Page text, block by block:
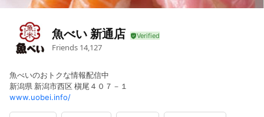
魚べい 新通店
Friends 14,127
魚べいのおトクな情報配信中
新潟県 新潟市西区 槇尾４０７－１
www.uobei.info/